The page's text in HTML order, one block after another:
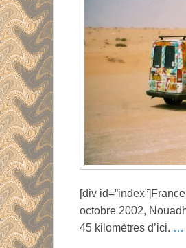
[div
octobre 2002,
45 kilomètres d’ici. …